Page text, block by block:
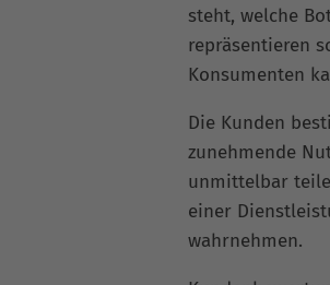
steht, welche
repräsentieren
Konsumenten
Die Kunden
zunehmende
unmittelbar
einer
wahrnehmen.